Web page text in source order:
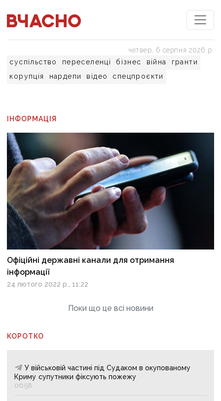
суспільство переселенці бізнес війна
гранти
корупція
нардепи відео спецпроєкти
четвер, 6 серпня 2026 р.
ІНФОРМАЦІЯ
Офіційні державні канали для отримання
інформації
24 лютого 2022 р., 11:22
Поки що це всі новини
КОРОТКО
У військовій частині під Судаком в окупованому
Криму супутники фіксують пожежу
06:58